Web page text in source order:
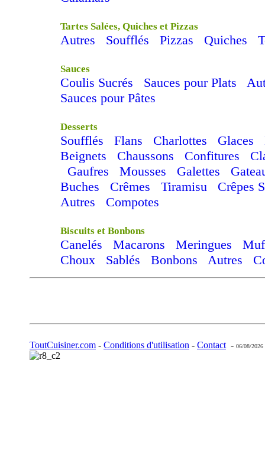
Tartes Salées, Quiches et Pizzas
Autres Soufflés Pizzas Quiches
Sauces
Coulis Sucrés Sauces pour Plats
Sauces pour Pâtes
Desserts
Soufflés Flans Charlottes Glaces
Beignets
Chaussons Confitures
Gaufres
Mousses Galettes
Buches
Crêmes Tiramisu
Crêpes
Autres
Compotes
Biscuits et Bonbons
Canelés Macarons Meringues
Choux
Sablés Bonbons Autres
ToutCuisiner.com - Conditions d'utilisation - Contact - 06/08/2026